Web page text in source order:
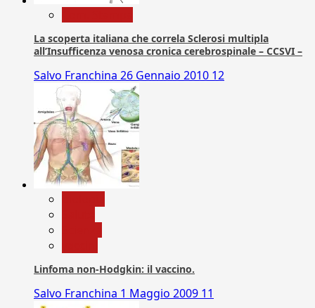
La scoperta italiana che correla Sclerosi multipla
all’Insufficenza venosa cronica cerebrospinale – CCSVI –
Salvo Franchina 26 Gennaio 2010 12
Linfoma non-Hodgkin: il vaccino.
Salvo Franchina 1 Maggio 2009 11